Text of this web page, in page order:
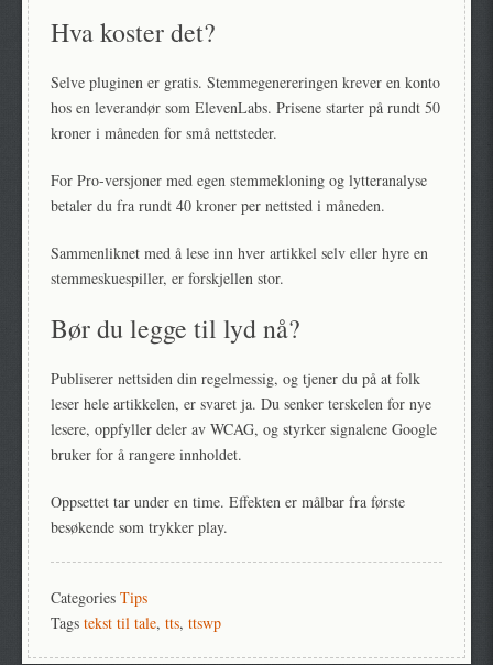
Hva koster det?
Selve pluginen er gratis. Stemmegenereringen krever en konto
hos en leverandør som ElevenLabs. Prisene starter på rundt 50
kroner i måneden for små nettsteder.
For Pro-versjoner med egen stemmekloning og lytteranalyse
betaler du fra rundt 40 kroner per nettsted i måneden.
Sammenliknet med å lese inn hver artikkel selv eller hyre en
stemmeskuespiller, er forskjellen stor.
Bør du legge til lyd nå?
Publiserer nettsiden din regelmessig, og tjener du på at folk
leser hele artikkelen, er svaret ja. Du senker terskelen for nye
lesere, oppfyller deler av WCAG, og styrker signalene Google
bruker for å rangere innholdet.
Oppsettet tar under en time. Effekten er målbar fra første
besøkende som trykker play.
Categories Tips
Tags tekst til tale, tts, ttswp